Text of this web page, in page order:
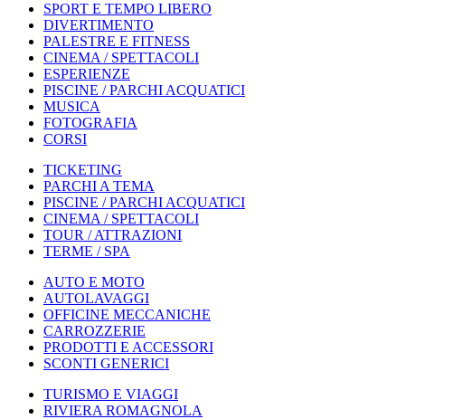
SPORT E TEMPO LIBERO
DIVERTIMENTO
PALESTRE E FITNESS
CINEMA / SPETTACOLI
ESPERIENZE
PISCINE / PARCHI ACQUATICI
MUSICA
FOTOGRAFIA
CORSI
TICKETING
PARCHI A TEMA
PISCINE / PARCHI ACQUATICI
CINEMA / SPETTACOLI
TOUR / ATTRAZIONI
TERME / SPA
AUTO E MOTO
AUTOLAVAGGI
OFFICINE MECCANICHE
CARROZZERIE
PRODOTTI E ACCESSORI
SCONTI GENERICI
TURISMO E VIAGGI
RIVIERA ROMAGNOLA